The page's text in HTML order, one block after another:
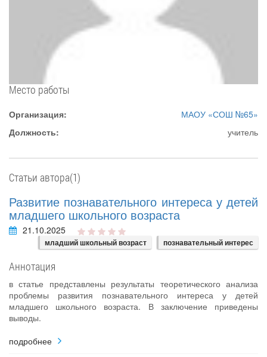
Место работы
Организация:
МАОУ «СОШ №65»
Должность:
учитель
Статьи автора(1)
Развитие познавательного интереса у детей
младшего школьного возраста
21.10.2025
младший школьный возраст познавательный интерес
Аннотация
в статье представлены результаты теоретического анализа
проблемы развития познавательного интереса у детей
младшего школьного возраста. В заключение приведены
выводы.
подробнее